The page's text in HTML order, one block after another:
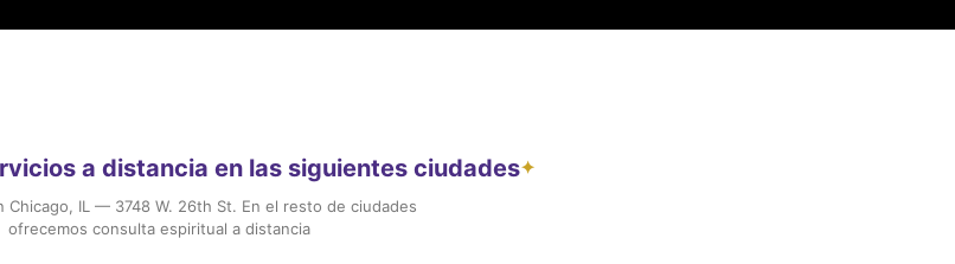
a distancia en las siguientes ciudades✦
Chicago, IL — 3748 W. 26th St. En el resto de ciudades
ofrecemos consulta espiritual a distancia